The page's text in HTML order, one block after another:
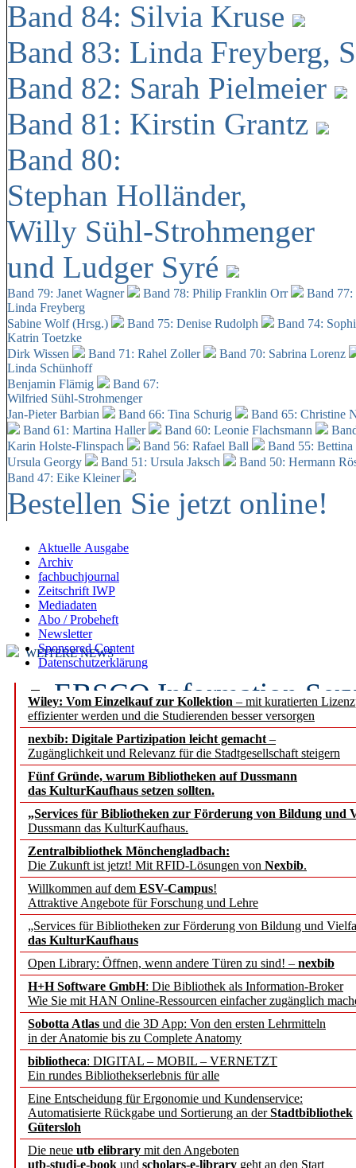
Band 84: Silvia Kruse
Band 83: Linda Freyberg,
Band 82: Sarah Pielmeier
Band 81: Kirstin Grantz
Band 80:
Stephan Holländer,
Willy Sühl-Strohmenger
und Ludger Syré
Band 79: Janet Wagner Band 78: Philip Franklin Orr
Band
Linda Freyberg
Sabine Wolf (Hrsg.)
Band 75: Denise Rudolph
Band 74:
Katrin Toetzke
Dirk Wissen
Band 71: Rahel Zoller
Band 70: Sabrina Lorenz
Linda Schünhoff
Benjamin Flämig
Band 67:
Wilfried Sühl-Strohmenger
Jan-Pieter Barbian
Band 66: Tina Schurig
Band 65: Christine
Band 61: Martina Haller
Band 60: Leonie Flachsmann
Karin Holste-Flinspach
Band 56: Rafael Ball
Band 55:
Ursula Georgy
Band 51: Ursula Jaksch Band 50: Hermann
Band 47: Eike Kleiner
Bestellen Sie jetzt online!
Aktuelle Ausgabe
Archiv
fachbuchjournal
Zeitschrift IWP
Mediadaten
Abo / Probeheft
Newsletter
Sponsored Content
Datenschutzerklärung
Wiley: Vom Einzelkauf zur Kollektion – mit kuratierten
effizienter werden und die Studierenden besser versorgen
nexbib: Digitale Partizipation leicht gemacht –
Zugänglichkeit und Relevanz für die Stadtgesellschaft steigern
Fünf Gründe, warum Bibliotheken auf Dussmann
das KulturKaufhaus setzen sollten.
„Services für Bibliotheken zur Förderung von Bildung und
Dussmann das KulturKaufhaus.
Zentralbibliothek Mönchengladbach:
Die Zukunft ist jetzt! Mit RFID-Lösungen von Nexbib.
Willkommen auf dem ESV-Campus!
Attraktive Angebote für Forschung und Lehre
„Services für Bibliotheken zur Förderung von Bildung und
das KulturKaufhaus
Open Library: Öffnen, wenn andere Türen zu sind! – nexbib
H+H Software GmbH: Die Bibliothek als Information-Broker
Wie Sie mit HAN Online-Ressourcen einfacher zugänglich
Sobotta Atlas und die 3D App: Von den ersten Lehrmitteln
in der Anatomie bis zu Complete Anatomy
bibliotheca: DIGITAL – MOBIL – VERNETZT
Ein rundes Bibliothekserlebnis für alle
Eine Entscheidung für Ergonomie und Kundenservice:
Automatisierte Rückgabe und Sortierung an derStadtbibliothek
Gütersloh
Die neue utb elibrary mit den Angeboten
utb-studi-e-book und scholars-e-library geht an den Start
WEITERE NEWS
EBSCO Information
Recherchefunktionen in
Sorbisches Institut neu
Geschichte und
Künstliche Intelligenz
besser zu verstehen
„Leitbegriffe der
des BIÖG erscheinen
jedem Experiment
DFG setzt Förderung
FAIRmat fort
Bayerns digitale